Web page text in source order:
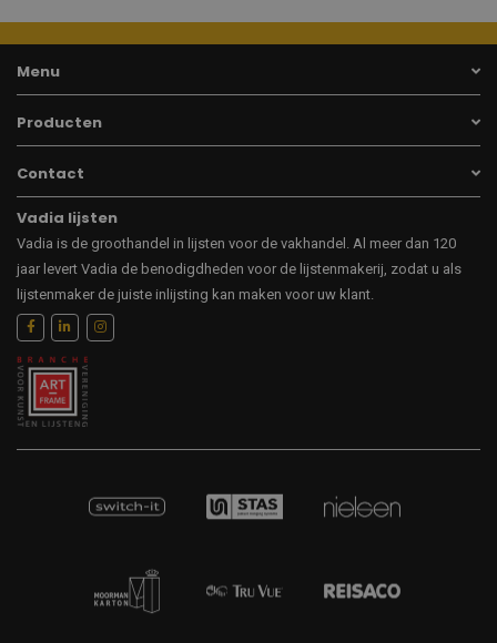
Menu
Producten
Contact
Vadia lijsten
Vadia is de groothandel in lijsten voor de vakhandel. Al meer dan 120
jaar levert Vadia de benodigdheden voor de lijstenmakerij, zodat u als
lijstenmaker de juiste inlijsting kan maken voor uw klant.